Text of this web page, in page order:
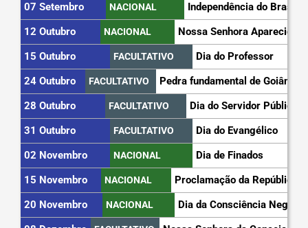
07 Setembro
NACIONAL
Independência do Brasil
12 Outubro
NACIONAL
Nossa Senhora Aparecida
15 Outubro
FACULTATIVO
Dia do Professor
24 Outubro
FACULTATIVO
Pedra fundamental de Goiânia
28 Outubro
FACULTATIVO
Dia do Servidor Público
31 Outubro
FACULTATIVO
Dia do Evangélico
02 Novembro
NACIONAL
Dia de Finados
15 Novembro
NACIONAL
Proclamação da República
20 Novembro
NACIONAL
Dia da Consciência Negra